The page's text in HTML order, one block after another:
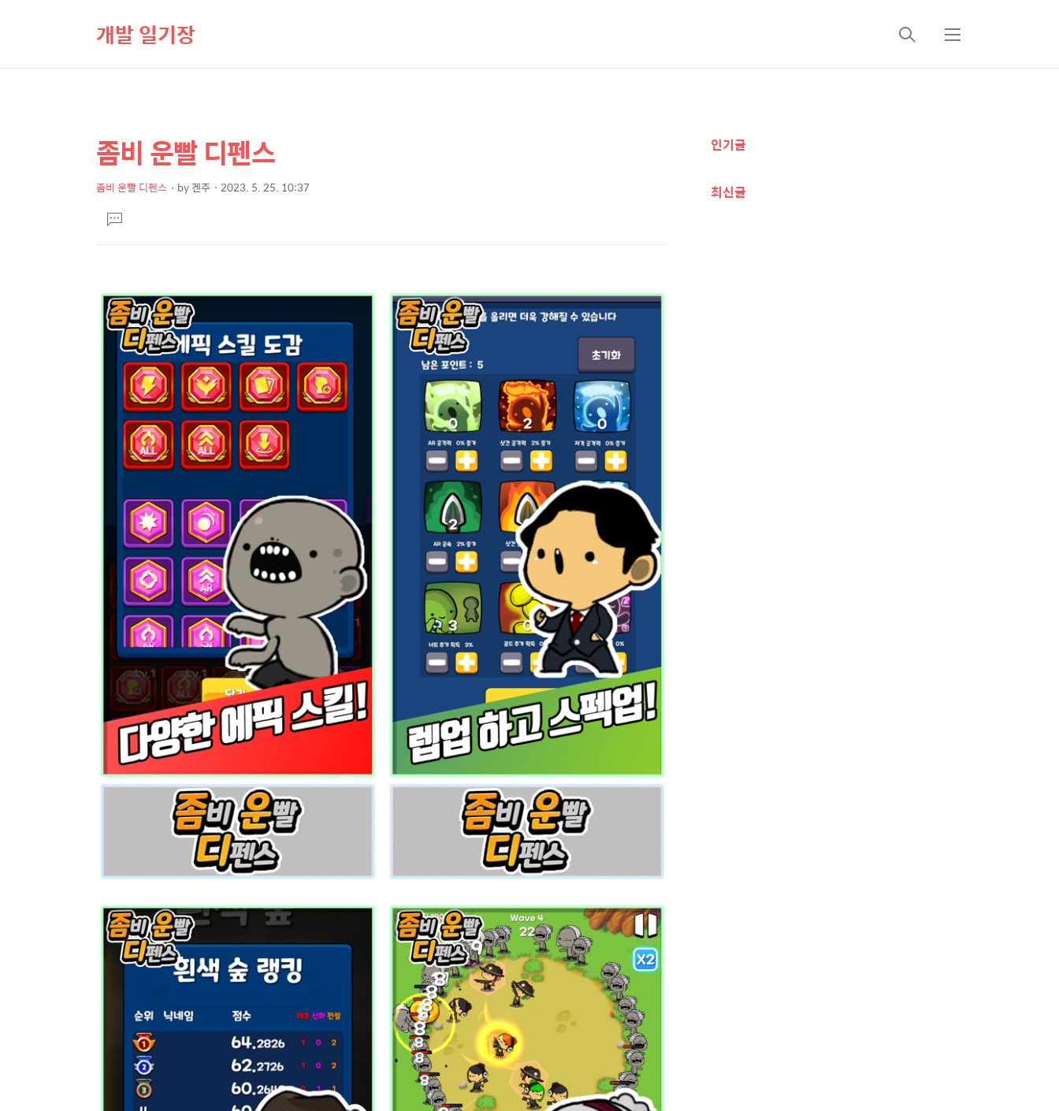
개발 일기장
검
메
상
세
컨
텐
본
문
제
좀비 운빨 디펜스
좀비 운빨 디펜스 by겐주 2023. 5. 25. 10:37
문댓
글
추
정
인기글
최신글